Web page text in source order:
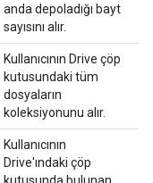
anda depoladığı bayt
sayısını alır.
Kullanıcının Drive çöp
kutusundaki tüm
dosyaların
koleksiyonunu alır.
Kullanıcının
Drive'ındaki çöp